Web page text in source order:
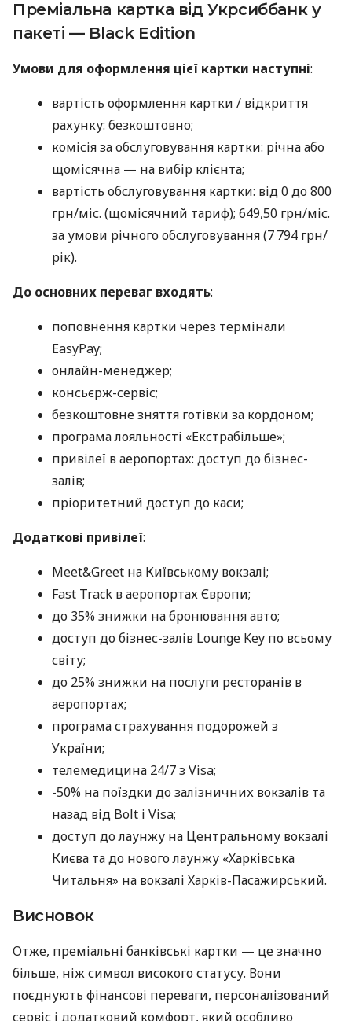
Преміальна картка від Укрсиббанк у
пакеті — Black Edition
Умови для оформлення цієї картки наступні:
вартість оформлення картки / відкриття
рахунку: безкоштовно;
комісія за обслуговування картки: річна або
щомісячна — на вибір клієнта;
вартість обслуговування картки: від 0 до 800
грн/міс. (щомісячний тариф); 649,50 грн/міс.
за умови річного обслуговування (7 794 грн/
рік).
До основних переваг входять:
поповнення картки через термінали
EasyPay;
онлайн-менеджер;
консьєрж-сервіс;
безкоштовне зняття готівки за кордоном;
програма лояльності «Екстрабільше»;
привілеї в аеропортах: доступ до бізнес-
залів;
пріоритетний доступ до каси;
Додаткові привілеї:
Meet&Greet на Київському вокзалі;
Fast Track в аеропортах Європи;
до 35% знижки на бронювання авто;
доступ до бізнес-залів Lounge Key по всьому
світу;
до 25% знижки на послуги ресторанів в
аеропортах;
програма страхування подорожей з
України;
телемедицина 24/7 з Visa;
-50% на поїздки до залізничних вокзалів та
назад від Bolt і Visa;
доступ до лаунжу на Центральному вокзалі
Києва та до нового лаунжу «Харківська
Читальня» на вокзалі Харків-Пасажирський.
Висновок
Отже, преміальні банківські картки — це значно
більше, ніж символ високого статусу. Вони
поєднують фінансові переваги, персоналізований
сервіс і додатковий комфорт, який особливо